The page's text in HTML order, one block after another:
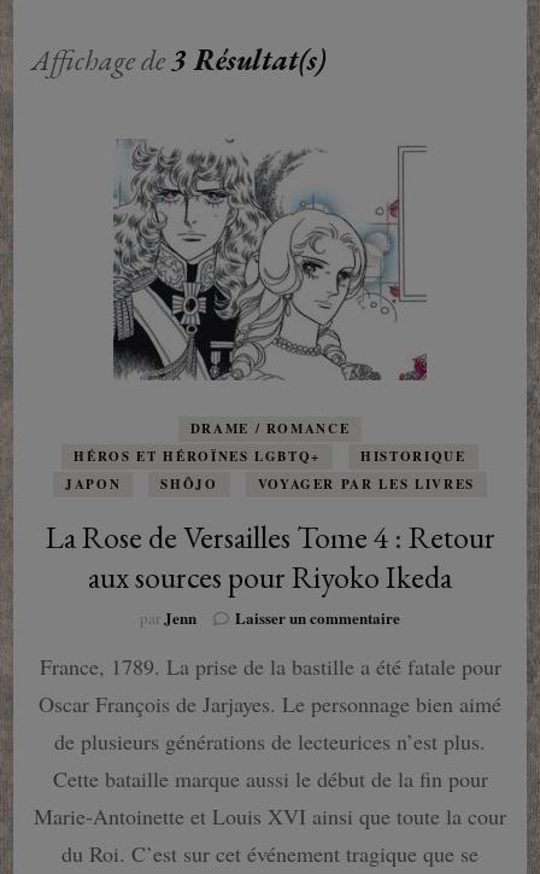
Affichage de3 Résultat(s)
DRAME / ROMANCE
HÉROS ET HÉROÏNES LGBTQ+
HISTORIQUE
JAPON
SHÔJO VOYAGER PAR LES LIVRES
La Rose de Versailles Tome 4 : Retour
aux sources pour Riyoko Ikeda
parJenn Laisser un commentairesur
Rose
Versailles
Tome
:
Retour
sources
France, 1789. La prise de la bastille a été fatale pour
Oscar François de Jarjayes. Le personnage bien aimé
de plusieurs générations de lecteurices n’est plus.
Cette bataille marque aussi le début de la fin pour
Marie-Antoinette et Louis XVI ainsi que toute la cour
du Roi. C’est sur cet événement tragique que se